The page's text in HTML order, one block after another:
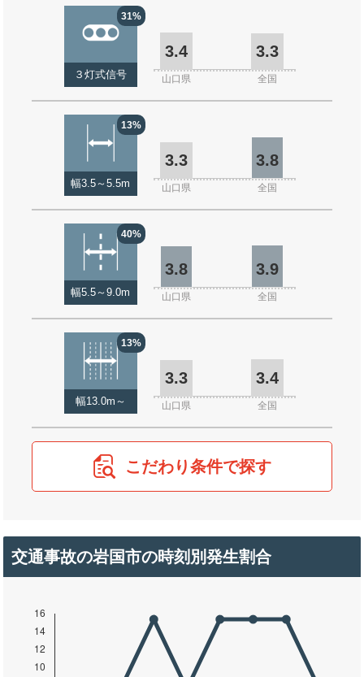
31%
３灯式信号
3.4 3.3
山口県 全国
13%
幅3.5～5.5m
3.3 3.8
山口県 全国
40%
幅5.5～9.0m
3.8 3.9
山口県 全国
13%
幅13.0m～
3.3 3.4
山口県 全国
こだわり条件で探す
交通事故の岩国市の時刻別発生割合